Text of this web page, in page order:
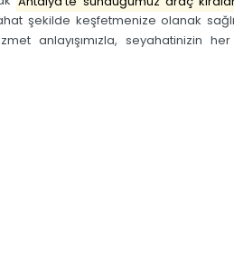
şekilde keşfetmenize olanak
anlayışımızla, seyahatinizin